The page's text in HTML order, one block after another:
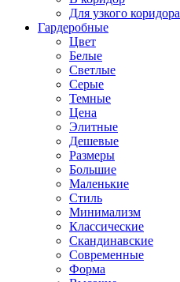
Для узкого коридора
Гардеробные
Цвет
Белые
Светлые
Серые
Темные
Цена
Элитные
Дешевые
Размеры
Большие
Маленькие
Стиль
Минимализм
Классические
Скандинавские
Современные
Форма